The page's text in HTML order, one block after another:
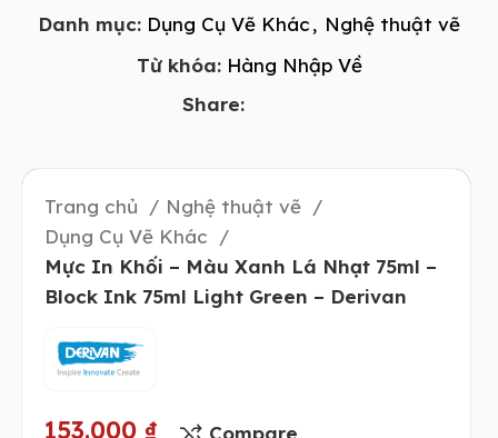
Danh mục: Dụng Cụ Vẽ Khác, Nghệ thuật vẽ
Từ khóa: Hàng Nhập Về
Share:
Trang chủ
Nghệ thuật vẽ
Dụng Cụ Vẽ Khác
Mực In Khối – Màu Xanh Lá Nhạt 75ml –
Block Ink 75ml Light Green – Derivan
153.000 ₫ Compare